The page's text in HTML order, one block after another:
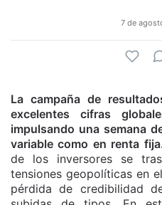
7 de
La campaña de
excelentes cifras
impulsando una semana
variable como en renta
de los inversores se
tensiones geopolíticas en
pérdida de credibilidad